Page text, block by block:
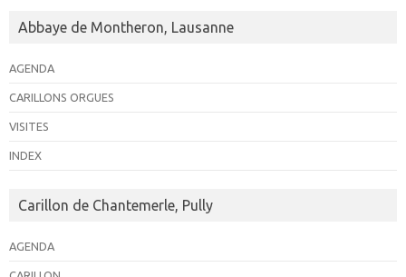
Abbaye de Montheron, Lausanne
AGENDA
CARILLONS ORGUES
VISITES
INDEX
Carillon de Chantemerle, Pully
AGENDA